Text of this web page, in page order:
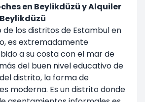
en Beylikdüzü y Alquiler
de los distritos de Estambul en
es extremadamente
a su costa con el mar de
del buen nivel educativo de
distrito, la forma de
moderna. Es un distrito donde